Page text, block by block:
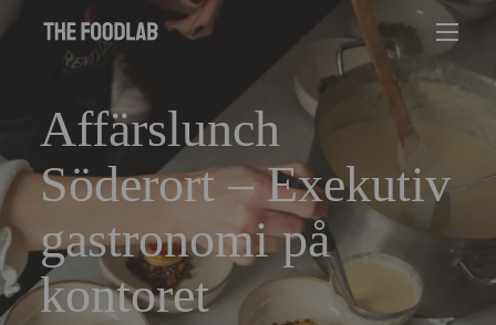
Affärslunch
Söderort – Exekutiv
gastronomi på
kontoret